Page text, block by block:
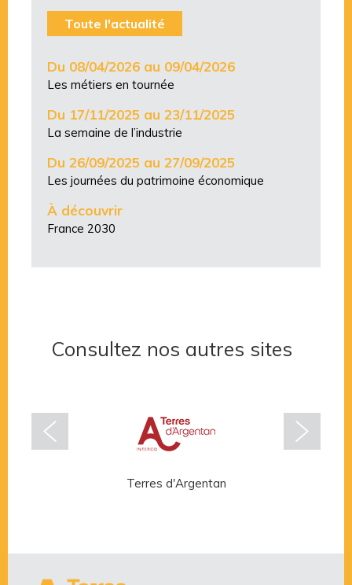
Toute l'actualité
Du 08/04/2026 au 09/04/2026
Les métiers en tournée
Du 17/11/2025 au 23/11/2025
La semaine de l’industrie
Du 26/09/2025 au 27/09/2025
Les journées du patrimoine économique
À découvrir
France 2030
Consultez nos autres sites
Terres d'Argentan